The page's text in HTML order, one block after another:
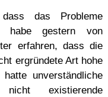
das Probleme
habe gestern von
erfahren, dass die
ergründete Art hohe
unverständliche
existierende